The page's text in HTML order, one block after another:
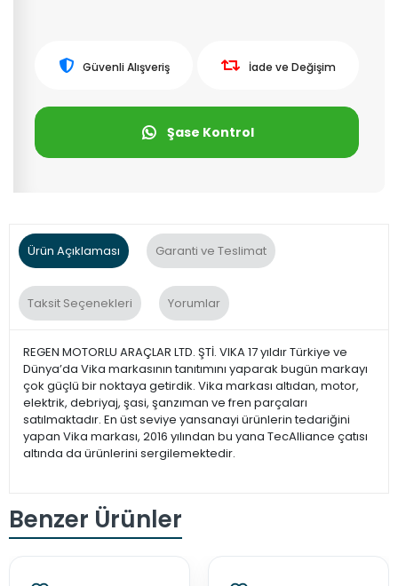
Güvenli Alışveriş İade ve Değişim
Şase Kontrol
Ürün Açıklaması Garanti ve Teslimat
Taksit Seçenekleri Yorumlar
REGEN MOTORLU ARAÇLAR LTD. ŞTİ. VIKA 17 yıldır Türkiye ve
Dünya’da Vika markasının tanıtımını yaparak bugün markayı
çok güçlü bir noktaya getirdik. Vika markası altıdan, motor,
elektrik, debriyaj, şasi, şanzıman ve fren parçaları
satılmaktadır. En üst seviye yansanayi ürünlerin tedariğini
yapan Vika markası, 2016 yılından bu yana TecAlliance çatısı
altında da ürünlerini sergilemektedir.
Benzer Ürünler